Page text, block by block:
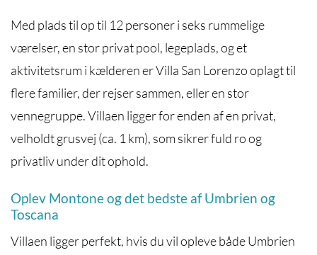
Med plads til op til 12 personer i seks rummelige
værelser, en stor privat pool, legeplads, og et
aktivitetsrum i kælderen er Villa San Lorenzo oplagt til
flere familier, der rejser sammen, eller en stor
vennegruppe. Villaen ligger for enden af en privat,
velholdt grusvej (ca. 1 km), som sikrer fuld ro og
privatliv under dit ophold.
Oplev Montone og det bedste af Umbrien og
Toscana
Villaen ligger perfekt, hvis du vil opleve både Umbrien